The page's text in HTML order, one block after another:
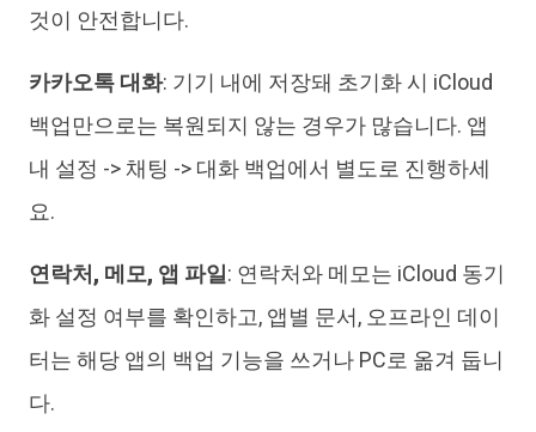
것이 안전합니다.
카카오톡 대화: 기기 내에 저장돼 초기화 시 iCloud
백업만으로는 복원되지 않는 경우가 많습니다. 앱
내 설정 -> 채팅 -> 대화 백업에서 별도로 진행하세
요.
연락처, 메모, 앱 파일 : 연락처와 메모는 iCloud 동기
화 설정 여부를 확인하고, 앱별 문서, 오프라인 데이
터는 해당 앱의 백업 기능을 쓰거나 PC로 옮겨 둡니
다.